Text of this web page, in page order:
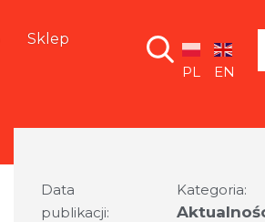
Sklep
PL
EN
Data
publikacji:
Kategoria: